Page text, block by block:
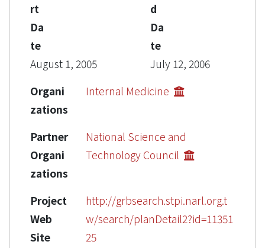
rt
Da
te
August 1, 2005
d
Da
te
July 12, 2006
Organi
zations
Internal Medicine
Partner
Organi
zations
National Science and
Technology Council
Project
Web
Site
http://grbsearch.stpi.narl.org.t
w/search/planDetail2?id=11351
25